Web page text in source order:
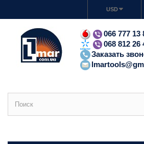
USD
066 777 13
068 812 26
Заказать